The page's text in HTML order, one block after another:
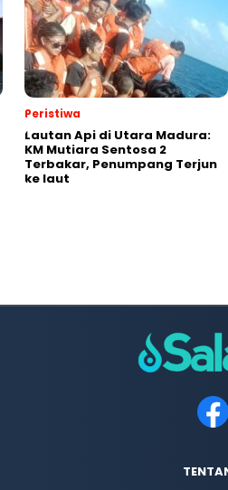
Peristiwa
Lautan Api di Utara Madura:
KM Mutiara Sentosa 2
Terbakar, Penumpang Terjun
ke laut